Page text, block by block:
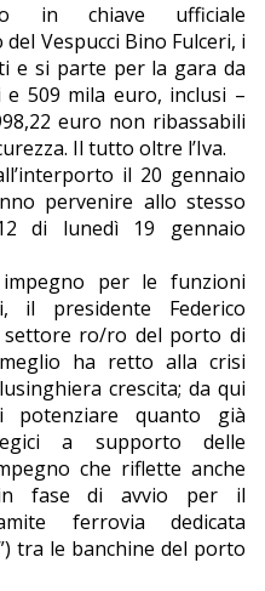
in chiave ufficiale
Vespucci Bino Fulceri, i
e si parte per la gara da
e 509 mila euro, inclusi –
euro non ribassabili
Il tutto oltre l’Iva.
il 20 gennaio
pervenire allo stesso
di lunedì 19 gennaio
per le funzioni
il presidente Federico
ro/ro del porto di
ha retto alla crisi
crescita; da qui
potenziare quanto già
a supporto delle
che riflette anche
in fase di avvio per il
ferrovia dedicata
tra le banchine del porto